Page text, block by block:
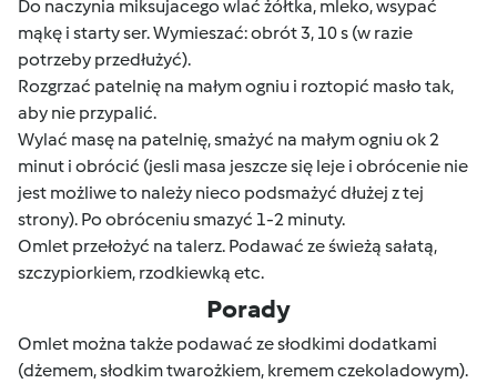
Do naczynia miksujacego wlać żółtka, mleko, wsypać
mąkę i starty ser. Wymieszać: obrót 3, 10 s (w razie
potrzeby przedłużyć).
Rozgrzać patelnię na małym ogniu i roztopić masło tak,
aby nie przypalić.
Wylać masę na patelnię, smażyć na małym ogniu ok 2
minut i obrócić (jesli masa jeszcze się leje i obrócenie nie
jest możliwe to należy nieco podsmażyć dłużej z tej
strony). Po obróceniu smazyć 1-2 minuty.
Omlet przełożyć na talerz. Podawać ze świeżą sałatą,
szczypiorkiem, rzodkiewką etc.
Porady
Omlet można także podawać ze słodkimi dodatkami
(dżemem, słodkim twarożkiem, kremem czekoladowym).